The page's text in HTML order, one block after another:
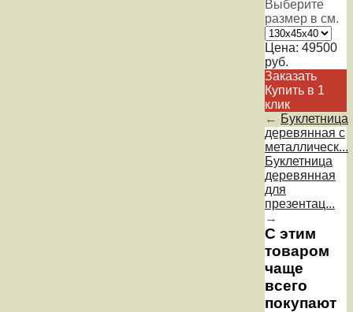
Выберите
размер в см.
Цена: 49500
руб.
Заказать
Купить в 1
клик
← Буклетница
деревянная с
металлическ...
Буклетница
деревянная
для
презентац...
→
С этим
товаром
чаще
всего
покупают